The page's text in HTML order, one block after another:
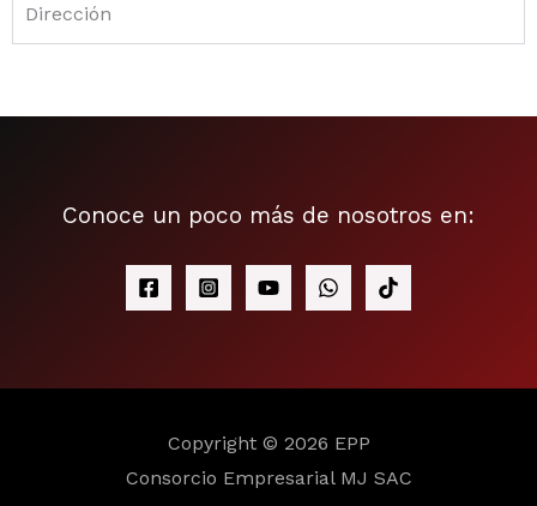
Dirección
Conoce un poco más de nosotros en:
Copyright © 2026 EPP
Consorcio Empresarial MJ SAC